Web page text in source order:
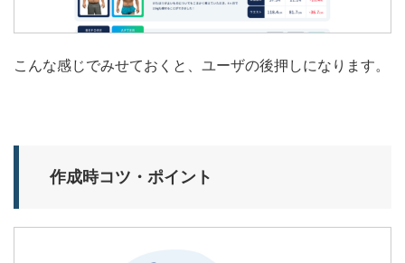
こんな感じでみせておくと、ユーザの後押しになります。
作成時コツ・ポイント